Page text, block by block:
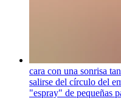
cara con una sonrisa
salirse del círculo del
"espray" de pequeñas